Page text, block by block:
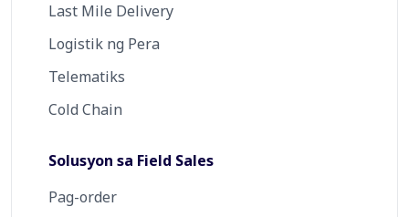
Last Mile Delivery
Logistik ng Pera
Telematiks
Cold Chain
Solusyon sa Field Sales
Pag-order